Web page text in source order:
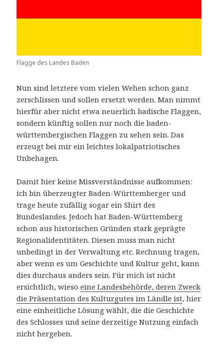
Flagge des Landes Baden
Nun sind letztere vom vielen Wehen schon ganz
zerschlissen und sollen ersetzt werden. Man nimmt
hierfür aber nicht etwa neuerlich badische Flaggen,
sondern künftig sollen nur noch die baden-
württembergischen Flaggen zu sehen sein. Das
erzeugt bei mir ein leichtes lokalpatriotisches
Unbehagen.
Damit hier keine Missverständnisse aufkommen:
ich bin überzeugter Baden-Württemberger und
trage heute zufällig sogar ein Shirt des
Bundeslandes. Jedoch hat Baden-Württemberg
schon aus historischen Gründen stark geprägte
Regionalidentitäten. Diesen muss man nicht
unbedingt in der Verwaltung etc. Rechnung tragen,
aber wenn es um Geschichte und Kultur geht, kann
dies durchaus anders sein. Für mich ist nicht
ersichtlich, wiesoeine Landesbehörde, deren Zweck
die Präsentation des Kulturgutes im Ländle ist, hier
eine einheitliche Lösung wählt, die die Geschichte
des Schlosses und seine derzeitige Nutzung einfach
nicht hergeben.